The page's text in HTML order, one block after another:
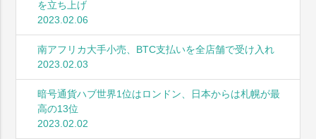
を立ち上げ
2023.02.06
南アフリカ大手小売、BTC支払いを全店舗で受け入れ
2023.02.03
暗号通貨ハブ世界1位はロンドン、日本からは札幌が最
高の13位
2023.02.02